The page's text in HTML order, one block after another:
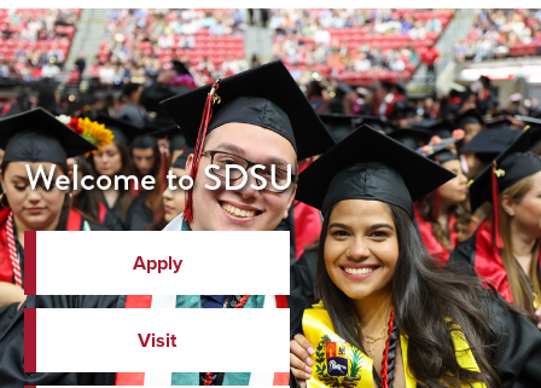
Welcome to SDSU
Apply
Visit